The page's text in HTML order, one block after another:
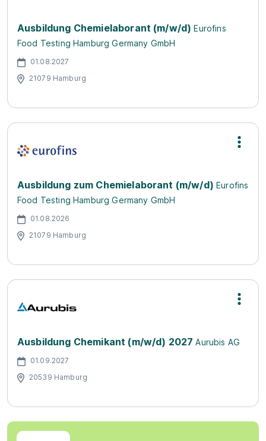
Ausbildung Chemielaborant (m/w/d) Eurofins
Food Testing Hamburg Germany GmbH
01.08.2027
21079 Hamburg
Ausbildung zum Chemielaborant (m/w/d) Eurofins
Food Testing Hamburg Germany GmbH
01.08.2026
21079 Hamburg
Ausbildung Chemikant (m/w/d) 2027 Aurubis AG
01.09.2027
20539 Hamburg